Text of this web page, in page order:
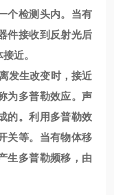
个检测头内。当有
件接收到反射光后
近。
发生改变时，接近
为多普勒效应。声
的。利用多普勒效
关等。当有物体移
生多普勒频移，由